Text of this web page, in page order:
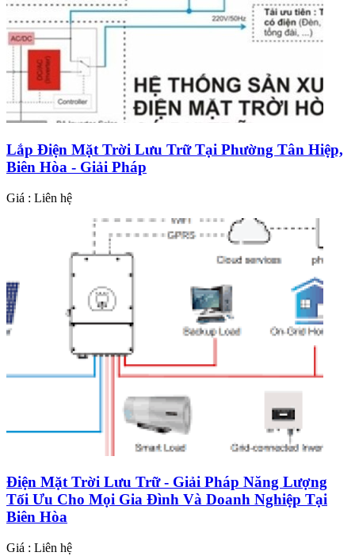
Lắp Điện Mặt Trời Lưu Trữ Tại Phường Tân Hiệp,
Biên Hòa - Giải Pháp
Giá : Liên hệ
Điện Mặt Trời Lưu Trữ - Giải Pháp Năng Lượng
Tối Ưu Cho Mọi Gia Đình Và Doanh Nghiệp Tại
Biên Hòa
Giá : Liên hệ